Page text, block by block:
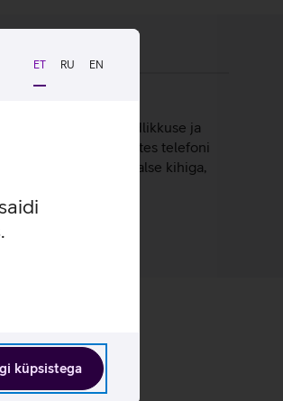
ET RU EN
küpsistega
väga hea puutetundlikkuse ja
turvapadjana, kaitstes telefoni
kaetud ka spetsiaalse kihiga,